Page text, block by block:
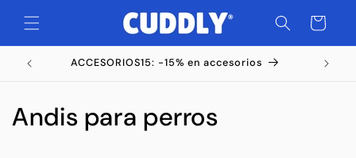
directamente
al contenido
Carrito
ACCESORIOS15: -15% en accesorios
C
Andis para perros